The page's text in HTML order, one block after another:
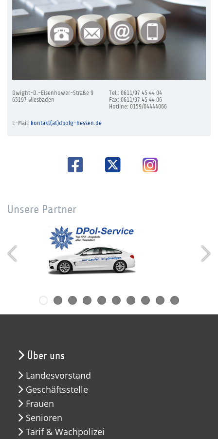
Dwight-D.-Eisenhower-Straße 9
65197 Wiesbaden
Tel.: 0611/97 45 44 04
Fax: 0611/97 45 44 06
Hotline: 0159/04444066
E-Mail: kontakt(at)dpolg-hessen.de
Unsere Partner
Über uns
Landesvorstand
Geschäftsstelle
Frauen
Senioren
Tarif & Wachpolizei